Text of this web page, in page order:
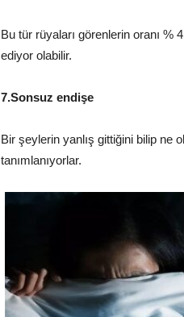
Bu tür rüyaları görenlerin oranı
ediyor olabilir.
7.Sonsuz endişe
Bir şeylerin yanlış gittiğini bilip ne
tanımlanıyorlar.